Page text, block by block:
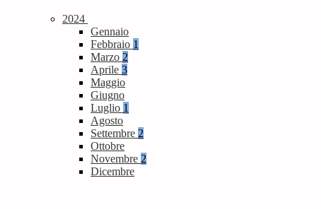
2024
Gennaio
Febbraio 1
Marzo 2
Aprile 3
Maggio
Giugno
Luglio 1
Agosto
Settembre 2
Ottobre
Novembre 2
Dicembre